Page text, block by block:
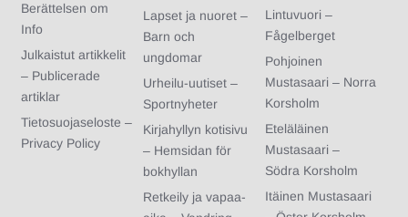
Berättelsen om
Info
Julkaistut artikkelit
– Publicerade
artiklar
Tietosuojaseloste –
Privacy Policy
Lapset ja nuoret –
Barn och
ungdomar
Urheilu-uutiset –
Sportnyheter
Kirjahyllyn kotisivu
– Hemsidan för
bokhyllan
Retkeily ja vapaa-
Lintuvuori –
Fågelberget
Pohjoinen
Mustasaari – Norra
Korsholm
Eteläläinen
Mustasaari –
Södra Korsholm
Itäinen Mustasaari